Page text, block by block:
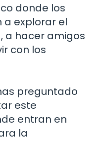
donde los
a explorar el
a hacer amigos
con los
preguntado
este
entran en
la